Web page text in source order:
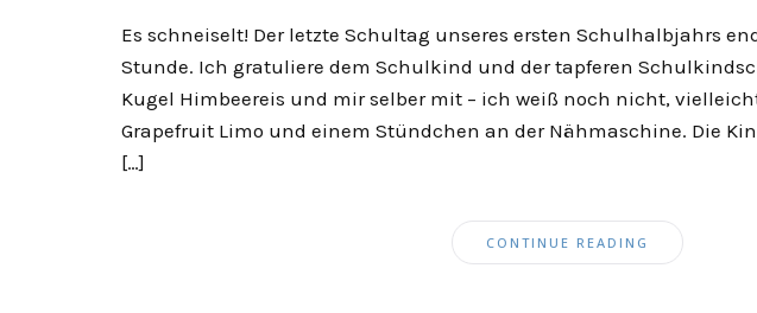
Es schneiselt! Der letzte Schultag unseres ersten Schulhalbjahrs
Stunde. Ich gratuliere dem Schulkind und der tapferen
Kugel Himbeereis und mir selber mit – ich weiß noch nicht,
Grapefruit Limo und einem Stündchen an der Nähmaschine. Die
[…]
CONTINUE READING